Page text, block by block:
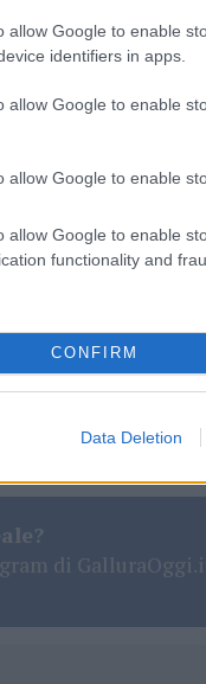
allow Google to enable
identifiers in apps.
allow Google to enable
allow Google to enable
allow Google to enable
functionality and
CONFIRM
Data Deletion
nella sezione
Vaccini Olbia
i tuoi
+39 345 356 7512
di